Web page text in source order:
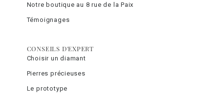
Notre boutique au 8 rue de la Paix
Témoignages
CONSEILS D'EXPERT
Choisir un diamant
Pierres précieuses
Le prototype